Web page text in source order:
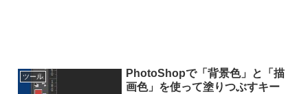
ツール
PhotoShopで「背景色」と「描
画色」を使って塗りつぶすキー